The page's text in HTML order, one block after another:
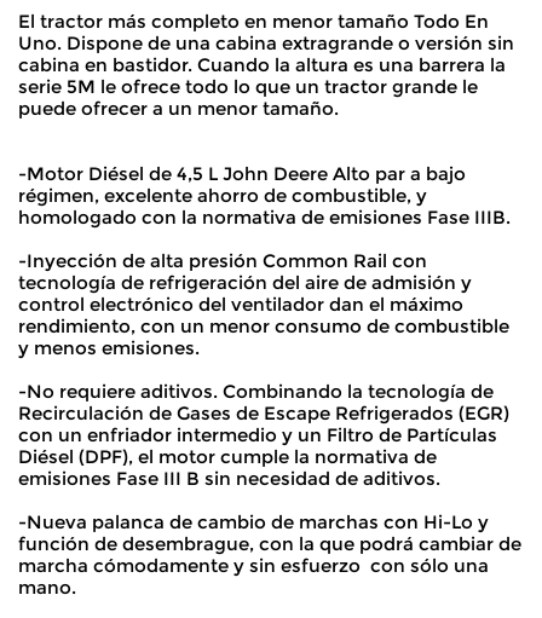
El tractor más completo en menor tamaño Todo En
Uno. Dispone de una cabina extragrande o versión sin
cabina en bastidor. Cuando la altura es una barrera la
serie 5M le ofrece todo lo que un tractor grande le
puede ofrecer a un menor tamaño.
-Motor Diésel de 4,5 L John Deere Alto par a bajo
régimen, excelente ahorro de combustible, y
homologado con la normativa de emisiones Fase IIIB.
-Inyección de alta presión Common Rail con
tecnología de refrigeración del aire de admisión y
control electrónico del ventilador dan el máximo
rendimiento, con un menor consumo de combustible
y menos emisiones.
-No requiere aditivos. Combinando la tecnología de
Recirculación de Gases de Escape Refrigerados (EGR)
con un enfriador intermedio y un Filtro de Partículas
Diésel (DPF), el motor cumple la normativa de
emisiones Fase III B sin necesidad de aditivos.
-Nueva palanca de cambio de marchas con Hi-Lo y
función de desembrague, con la que podrá cambiar de
marcha cómodamente y sin esfuerzo  con sólo una
mano.